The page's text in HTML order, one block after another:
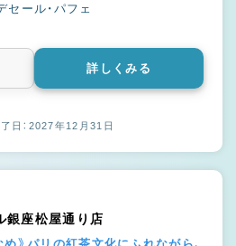
ール・パフェ
詳しくみる
日：2027年12月31日
銀座松屋通り店